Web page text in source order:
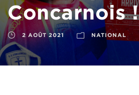
Concarnois !
2 AOÛT 2021 NATIONAL